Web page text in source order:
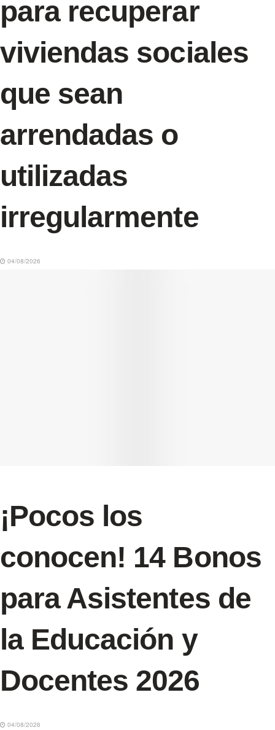
para recuperar
viviendas sociales
que sean
arrendadas o
utilizadas
irregularmente
04/08/2026
¡Pocos los
conocen! 14 Bonos
para Asistentes de
la Educación y
Docentes 2026
04/08/2026